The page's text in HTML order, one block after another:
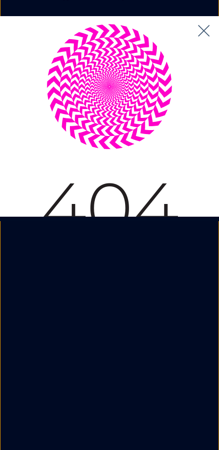
Nous suivre :
Mentions légales